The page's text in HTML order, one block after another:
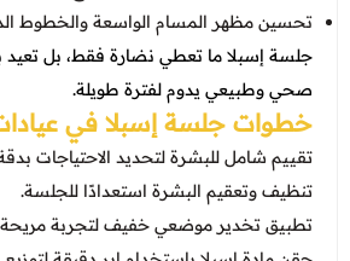
تحسين مظهر المسام الواسعة والخطوط
جلسة إسبلا ما تعطي نضارة فقط، بل تعيد
صحي وطبيعي يدوم لفترة طويلة.
خطوات جلسة إسبلا في
تقييم شامل للبشرة لتحديد الاحتياجات بدقة.
تنظيف وتعقيم البشرة استعدادًا للجلسة.
تطبيق تخدير موضعي خفيف لتجربة مريحة